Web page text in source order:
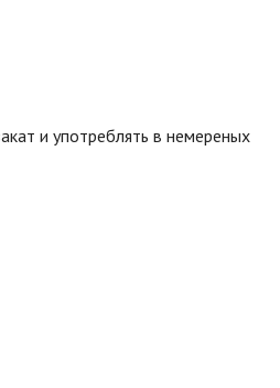
и употреблять в немереных